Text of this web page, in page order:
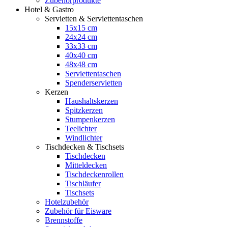
Hotel & Gastro
Servietten & Serviettentaschen
15x15 cm
24x24 cm
33x33 cm
40x40 cm
48x48 cm
Serviettentaschen
Spenderservietten
Kerzen
Haushaltskerzen
Spitzkerzen
Stumpenkerzen
Teelichter
Windlichter
Tischdecken & Tischsets
Tischdecken
Mitteldecken
Tischdeckenrollen
Tischläufer
Tischsets
Hotelzubehör
Zubehör für Eisware
Brennstoffe